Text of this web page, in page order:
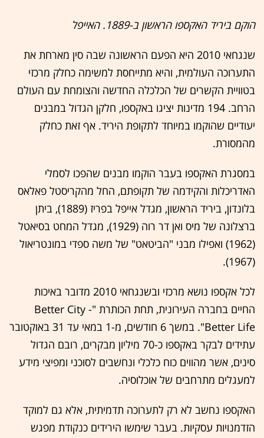
הוקם ביריד האקספו הראשון ב-1889. האייפל
שנגחאי 2010 היא הפעם הראשונה שבה סין מארחת את
התערוכה העולמית, והיא מתייחסת למשימה כחלק מרכזי
בטוויית הקשרים של הכלכלה החדשה והצומחת עם העולם
הרחב. 194 מדינות יציגו באקספו, חלקן הגדול במבנים
יעודיים שהוקמו במיוחד לתקופת היריד. אף זאת כחלק
מהמסורת.
במסגרת האקספו בעבר הוקמו מבנים שהפכו לסמלי
האדריכלות והקידמה של תקופתם, החל מהקריסטל פאלאס
בלונדון, ביריד הראשון, מגדל אייפל בפריז (1889), ביתן
ברצלונה של מיס ואן דר רוה (1929), מגדל המחט בסיאטל
(1962) ואפילו מבני "הביטאט" של משה ספדי במונטריאול
(1967).
לכל אקספו נושא מרכזי ובשנגחאי 2010 מדובר באיכות
החיים בחברה העירונית, תחת הכותרת "Better City -
Better Life". במשך 6 חודשים, מ-1 במאי עד 31 באוקטובר
עתידים לבקר באקספו כ-70 מיליון מבקרים, רובם הגדול
סינים, אשר מהווים כוח כלכלי ונחשבים לסוכני ומפיצי מידע
למעגלים מתרחבים של אוכלוסיה.
האקספו נחשב לא רק לתערוכה תדמיתית, אלא גם למוקד
הזדמנויות עסקיות. בעבר שימשו הירידים כנקודת מפגש